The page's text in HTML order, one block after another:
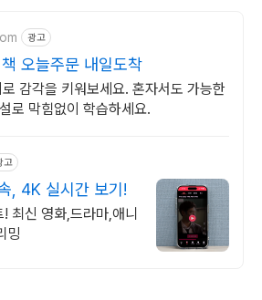
광고
오늘주문 내일도착
감각을 키워보세요. 혼자서도 가능한
로 막힘없이 학습하세요.
고
, 4K 실시간 보기!
최신 영화,드라마,애니
밍